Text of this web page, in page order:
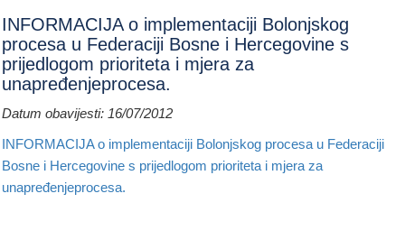
INFORMACIJA o implementaciji Bolonjskog
procesa u Federaciji Bosne i Hercegovine s
prijedlogom prioriteta i mjera za
unapređenjeprocesa.
Datum obavijesti: 16/07/2012
INFORMACIJA o implementaciji Bolonjskog procesa u Federaciji
Bosne i Hercegovine s prijedlogom prioriteta i mjera za
unapređenjeprocesa.